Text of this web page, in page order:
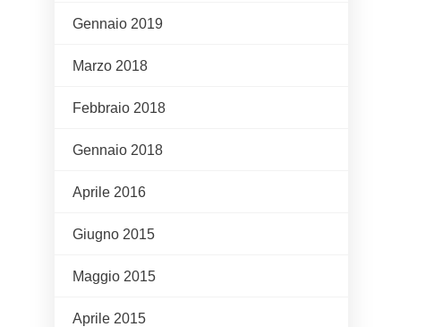
Gennaio 2019
Marzo 2018
Febbraio 2018
Gennaio 2018
Aprile 2016
Giugno 2015
Maggio 2015
Aprile 2015